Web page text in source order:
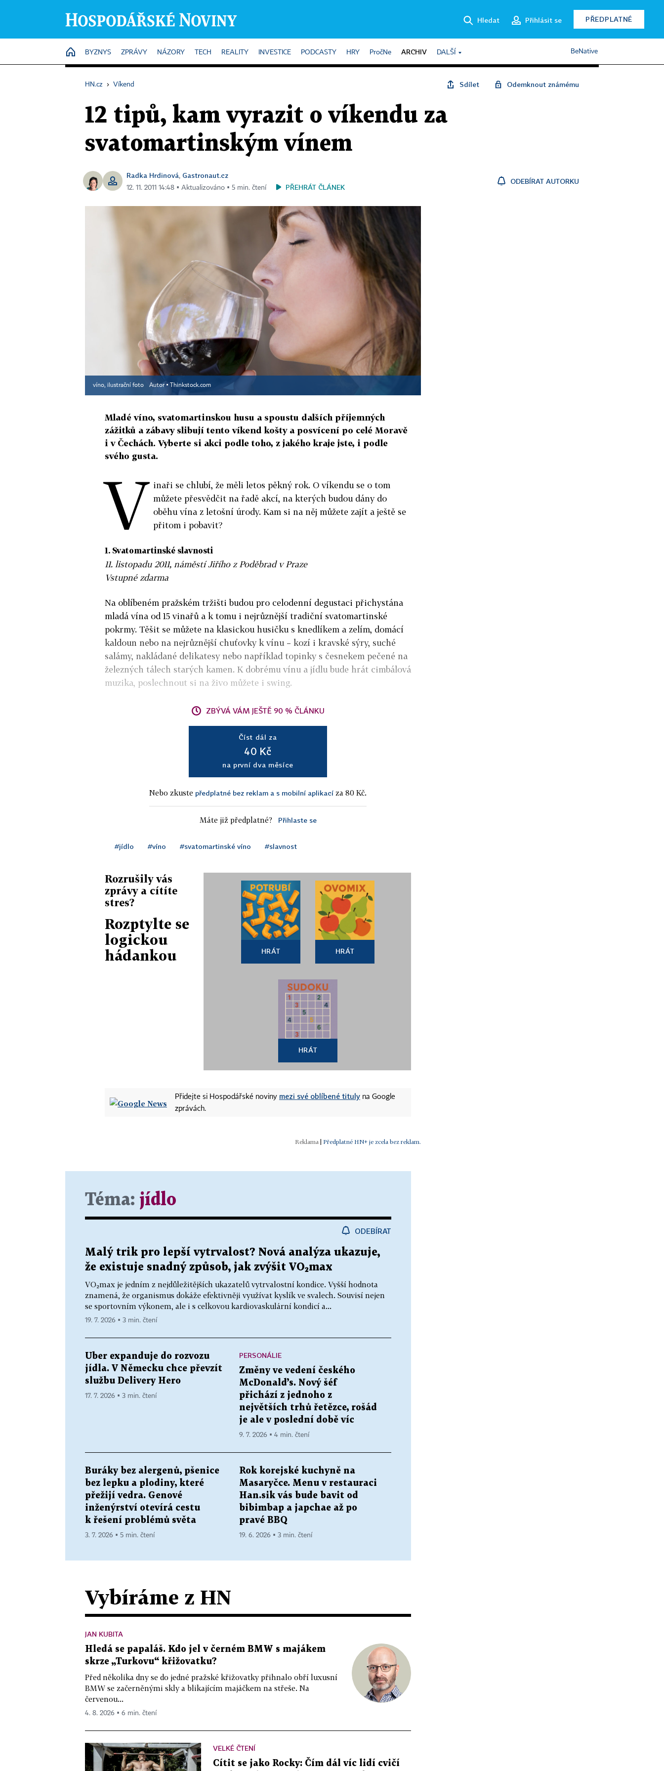
Hledat Přihlásit se PŘEDPLATNÉ
HOME
BYZNYS ZPRÁVY NÁZORY TECH REALITY INVESTICE PODCASTY HRY PročNe ARCHIV DALŠÍ BeNative
HN.cz › Víkend Sdílet Odemknout známému
12 tipů, kam vyrazit o víkendu za
svatomartinským vínem
Radka Hrdinová, Gastronaut.cz
12. 11. 2011 14:48 ▪ Aktualizováno ▪ 5 min. čtení PŘEHRÁT ČLÁNEK
ODEBÍRAT AUTORKU
víno, ilustrační foto Autor ▪ Thinkstock.com
Mladé víno, svatomartinskou husu a spoustu dalších příjemných
zážitků a zábavy slibují tento víkend košty a posvícení po celé Moravě
i v Čechách. Vyberte si akci podle toho, z jakého kraje jste, i podle
svého gusta.
V inaři se chlubí, že měli letos pěkný rok. O víkendu se o tom
můžete přesvědčit na řadě akcí, na kterých budou dány do
oběhu vína z letošní úrody. Kam si na něj můžete zajít a ještě se
přitom i pobavit?
1. Svatomartinské slavnosti
11. listopadu 2011, náměstí Jiřího z Poděbrad v Praze
Vstupné zdarma
Na oblíbeném pražském tržišti budou pro celodenní degustaci přichystána
mladá vína od 15 vinařů a k tomu i nejrůznější tradiční svatomartinské
pokrmy. Těšit se můžete na klasickou husičku s knedlíkem a zelím, domácí
kaldoun nebo na nejrůznější chuťovky k vínu – kozí i kravské sýry, suché
salámy, nakládané delikatesy nebo například topinky s česnekem pečené na
železných tálech starých kamen. K dobrému vínu a jídlu bude hrát cimbálová
muzika, poslechnout si na živo můžete i swing.
ZBÝVÁ VÁM JEŠTĚ 90 % ČLÁNKU
Číst dál za
40 Kč
na první dva měsíce
Nebo zkuste předplatné bez reklam a s mobilní aplikací za 80 Kč.
Máte již předplatné? Přihlaste se
#jídlo #víno #svatomartinské víno #slavnost
Rozrušily vás
zprávy a cítíte
stres?
Rozptylte se
logickou
hádankou
HRÁT HRÁT
HRÁT
Přidejte si Hospodářské noviny mezi své oblíbené tituly na Google
zprávách.
| Předplatné HN+ je zcela bez reklam.
Téma: jídlo
ODEBÍRAT
Malý trik pro lepší vytrvalost? Nová analýza ukazuje,
že existuje snadný způsob, jak zvýšit VO₂max
VO₂max je jedním z nejdůležitějších ukazatelů vytrvalostní kondice. Vyšší hodnota
znamená, že organismus dokáže efektivněji využívat kyslík ve svalech. Souvisí nejen
se sportovním výkonem, ale i s celkovou kardiovaskulární kondicí a...
19. 7. 2026 ▪ 3 min. čtení
Uber expanduje do rozvozu
jídla. V Německu chce převzít
službu Delivery Hero
17. 7. 2026 ▪ 3 min. čtení
PERSONÁLIE
Změny ve vedení českého
McDonald’s. Nový šéf
přichází z jednoho z
největších trhů řetězce, rošád
je ale v poslední době víc
9. 7. 2026 ▪ 4 min. čtení
Buráky bez alergenů, pšenice
bez lepku a plodiny, které
přežijí vedra. Genové
inženýrství otevírá cestu
k řešení problémů světa
3. 7. 2026 ▪ 5 min. čtení
Rok korejské kuchyně na
Masaryčce. Menu v restauraci
Han.sik vás bude bavit od
bibimbap a japchae až po
pravé BBQ
19. 6. 2026 ▪ 3 min. čtení
Vybíráme z HN
JAN KUBITA
Hledá se papaláš. Kdo jel v černém BMW s majákem
skrze „Turkovu“ křižovatku?
Před několika dny se do jedné pražské křižovatky přihnalo obří luxusní
BMW se začerněnými skly a blikajícím majáčkem na střeše. Na
červenou...
4. 8. 2026 ▪ 6 min. čtení
VELKÉ ČTENÍ
Cítit se jako Rocky: Čím dál víc lidí cvičí